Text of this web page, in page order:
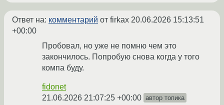
Ответ на: комментарий от firkax 20.06.2026 15:13:51
+00:00
Пробовал, но уже не помню чем это
закончилось. Попробую снова когда у того
компа буду.
fidonet
21.06.2026 21:07:25 +00:00 автор топика